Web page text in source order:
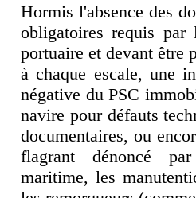
Hormis l'absence des
obligatoires requis par
portuaire et devant être
à chaque escale, une
négative du PSC
navire pour défauts
documentaires, ou
flagrant dénoncé
maritime, les